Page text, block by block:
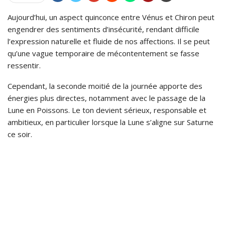
Aujourd’hui, un aspect quinconce entre Vénus et Chiron peut
engendrer des sentiments d’insécurité, rendant difficile
l’expression naturelle et fluide de nos affections. Il se peut
qu’une vague temporaire de mécontentement se fasse
ressentir.
Cependant, la seconde moitié de la journée apporte des
énergies plus directes, notamment avec le passage de la
Lune en Poissons. Le ton devient sérieux, responsable et
ambitieux, en particulier lorsque la Lune s’aligne sur Saturne
ce soir.